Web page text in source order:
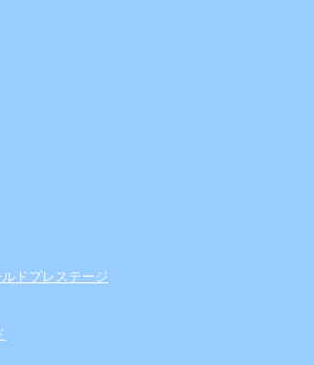
ドプレステージ